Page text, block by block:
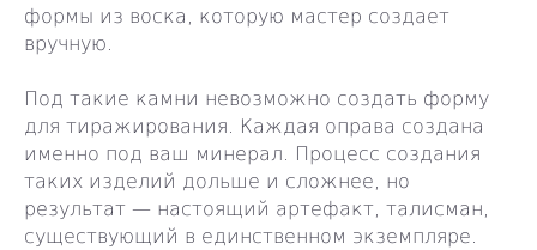
формы из воска, которую мастер создает
вручную.
Под такие камни невозможно создать форму
для тиражирования. Каждая оправа создана
именно под ваш минерал. Процесс создания
таких изделий дольше и сложнее, но
результат — настоящий артефакт, талисман,
существующий в единственном экземпляре.